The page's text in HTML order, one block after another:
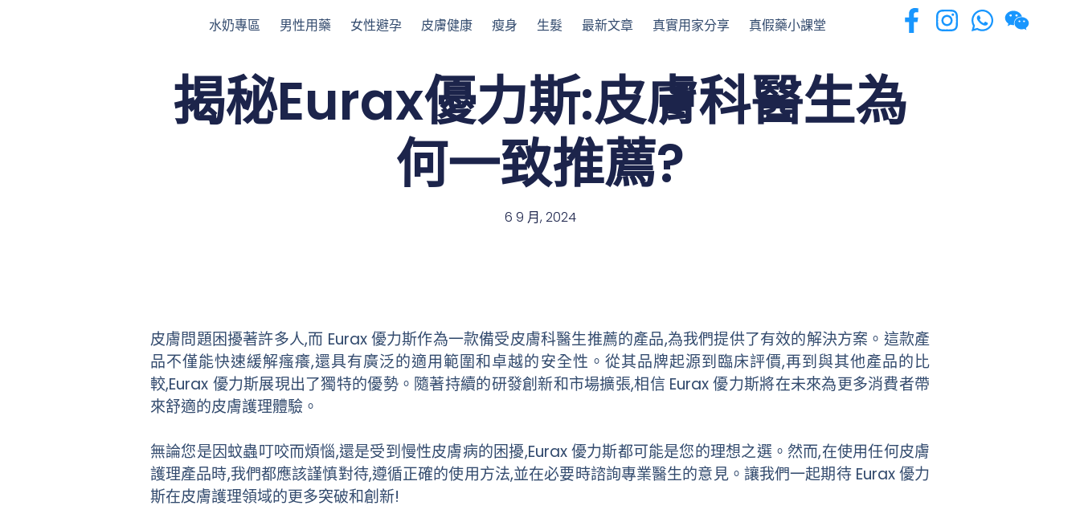
水奶專區 男性用藥 女性避孕 皮膚健康 瘦身 生髮 最新文章 真實用家分享 真假藥小課堂
揭秘Eurax優力斯:皮膚科醫生為
何一致推薦?
6 9 月, 2024
皮膚問題困擾著許多人,而 Eurax 優力斯作為一款備受皮膚科醫生推薦的產品,為我們提供了有效的解決方案。這款產
品不僅能快速緩解瘙癢,還具有廣泛的適用範圍和卓越的安全性。從其品牌起源到臨床評價,再到與其他產品的比
較,Eurax 優力斯展現出了獨特的優勢。隨著持續的研發創新和市場擴張,相信 Eurax 優力斯將在未來為更多消費者帶
來舒適的皮膚護理體驗。
無論您是因蚊蟲叮咬而煩惱,還是受到慢性皮膚病的困擾,Eurax 優力斯都可能是您的理想之選。然而,在使用任何皮膚
護理產品時,我們都應該謹慎對待,遵循正確的使用方法,並在必要時諮詢專業醫生的意見。讓我們一起期待 Eurax 優力
斯在皮膚護理領域的更多突破和創新!